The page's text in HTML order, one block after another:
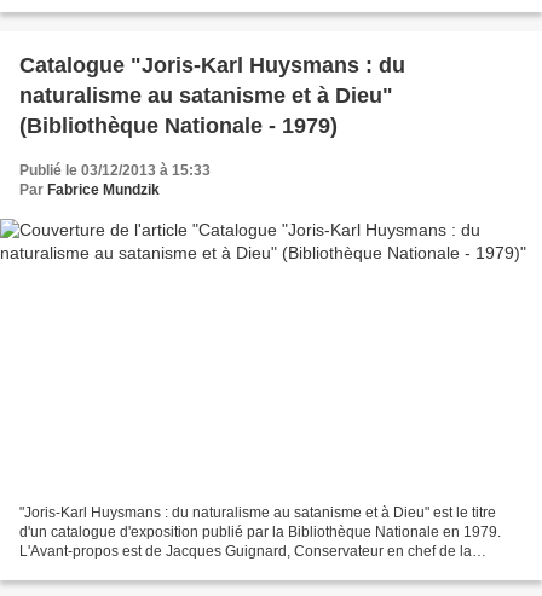
Catalogue "Joris-Karl Huysmans : du
naturalisme au satanisme et à Dieu"
(Bibliothèque Nationale - 1979)
Publié le 03/12/2013 à 15:33
Par Fabrice Mundzik
"Joris-Karl Huysmans : du naturalisme au satanisme et à Dieu" est le titre
d'un catalogue d'exposition publié par la Bibliothèque Nationale en 1979.
L'Avant-propos est de Jacques Guignard, Conservateur en chef de la